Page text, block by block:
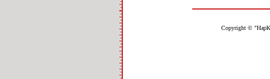
Copyright ©